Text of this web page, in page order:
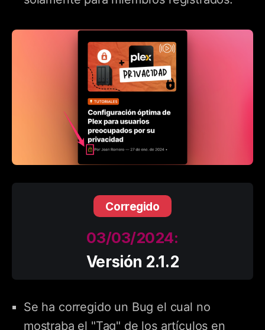
Corregido
03/03/2024:
Versión 2.1.2
Se ha corregido un Bug el cual no
mostraba el "Tag" de los artículos en